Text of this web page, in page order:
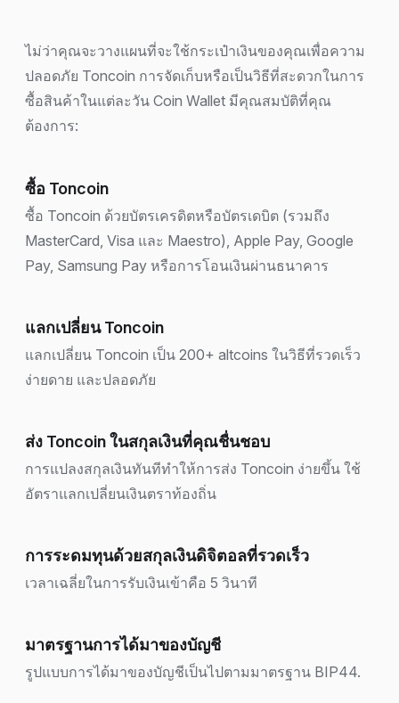
ไม่ว่าคุณจะวางแผนที่จะใช้กระเป๋าเงินของคุณเพื่อความ
ปลอดภัย Toncoin การจัดเก็บหรือเป็นวิธีที่สะดวกในการ
ซื้อสินค้าในแต่ละวัน Coin Wallet มีคุณสมบัติที่คุณ
ต้องการ:
ซื้อ Toncoin
ซื้อ Toncoin ด้วยบัตรเครดิตหรือบัตรเดบิต (รวมถึง
MasterCard, Visa และ Maestro), Apple Pay, Google
Pay, Samsung Pay หรือการโอนเงินผ่านธนาคาร
แลกเปลี่ยน Toncoin
แลกเปลี่ยน Toncoin เป็น 200+ altcoins ในวิธีที่รวดเร็ว
ง่ายดาย และปลอดภัย
ส่ง Toncoin ในสกุลเงินที่คุณชื่นชอบ
การแปลงสกุลเงินทันทีทำให้การส่ง Toncoin ง่ายขึ้น ใช้
อัตราแลกเปลี่ยนเงินตราท้องถิ่น
การระดมทุนด้วยสกุลเงินดิจิตอลที่รวดเร็ว
เวลาเฉลี่ยในการรับเงินเข้าคือ 5 วินาที
มาตรฐานการได้มาของบัญชี
รูปแบบการได้มาของบัญชีเป็นไปตามมาตรฐาน BIP44.